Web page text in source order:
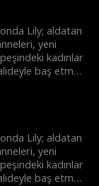
Lily; aldatan
yeni
kadınlar
baş etmek
Lily; aldatan
yeni
kadınlar
baş etmek